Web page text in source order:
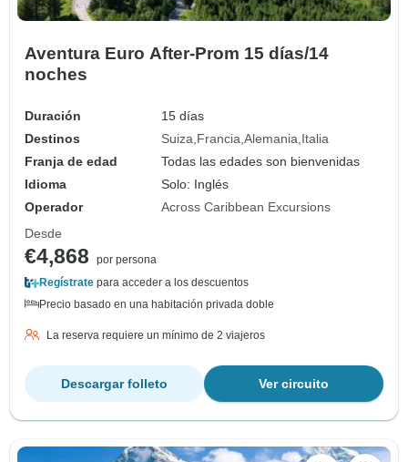
Aventura Euro After-Prom 15 días/14
noches
Duración
15 días
Destinos
Suiza Francia Alemania Italia
Franja de edad
Todas las edades son bienvenidas
Idioma
Solo: Inglés
Operador
Across Caribbean Excursions
Desde
€4,868
por persona
Regístrate para acceder a los descuentos
Precio basado en una habitación privada doble
La reserva requiere un mínimo de 2 viajeros
Ver circuito
Descargar folleto